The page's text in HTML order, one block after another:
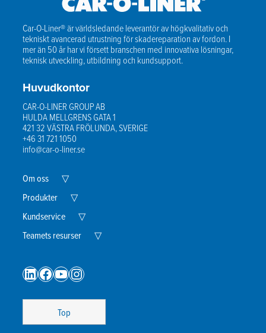
Car-O-Liner® är världsledande leverantör av högkvalitativ och
tekniskt avancerad utrustning för skadereparation av fordon. I
mer än 50 år har vi försett branschen med innovativa lösningar,
teknisk utveckling, utbildning och kundsupport.
Huvudkontor
CAR-O-LINER GROUP AB
HULDA MELLGRENS GATA 1
421 32 VÄSTRA FRÖLUNDA, SVERIGE
+46 31 721 1050
info@car-o-liner.se
Om oss ▽Expand
Menu
Produkter ▽Expand
Menu
Kundservice ▽Expand
Menu
Teamets resurser ▽Expand
LinkedIn
Facebook
YouTube
Instagram
Top